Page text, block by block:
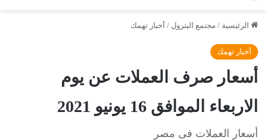
الرئيسية / مجتمع البترول / أخبار تهمك
أخبار تهمك
أسعار صرف العملات عن يوم
الاربعاء الموافق 16 يونيو 2021
أسعار العملات فى مصر